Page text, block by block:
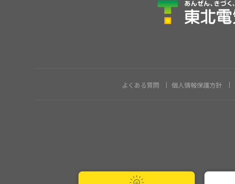
よくある質問 個人情報保護方針